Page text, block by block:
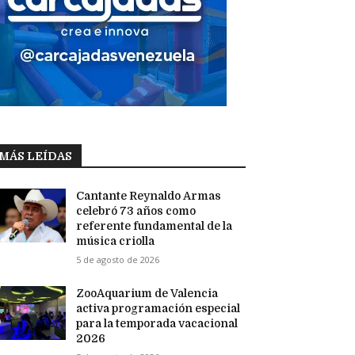
LEÍDAS
Cantante Reynaldo Armas
celebró 73 años como
referente fundamental de la
música criolla
5 de agosto de 2026
ZooAquarium de Valencia
activa programación especial
para la temporada vacacional
2026